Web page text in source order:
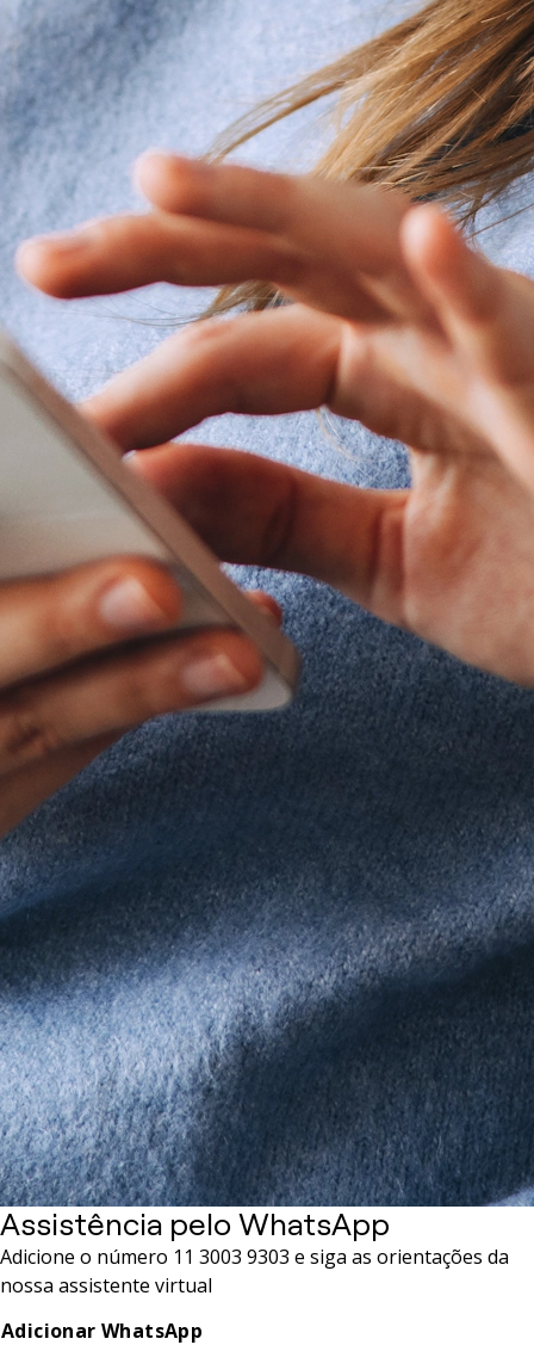
Assistência pelo WhatsApp
Adicione o número 11 3003 9303 e siga as orientações da
nossa assistente virtual
Adicionar WhatsApp